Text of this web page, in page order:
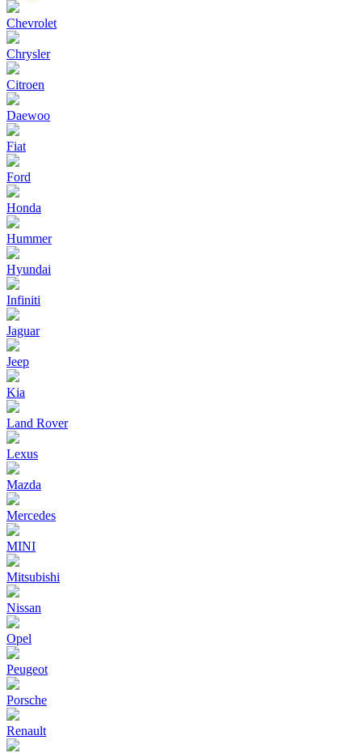
Chevrolet
Chrysler
Citroen
Daewoo
Fiat
Ford
Honda
Hummer
Hyundai
Infiniti
Jaguar
Jeep
Kia
Land Rover
Lexus
Mazda
Mercedes
MINI
Mitsubishi
Nissan
Opel
Peugeot
Porsche
Renault